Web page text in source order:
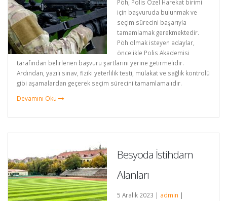
Pöh, Polis Özel Harekat birimi
için başvuruda bulunmak ve
seçim sürecini başarıyla
tamamlamak gerekmektedir.
Pöh olmak isteyen adaylar,
öncelikle Polis Akademisi
tarafından belirlenen başvuru şartlarını yerine getirmelidir.
Ardından, yazılı sınav, fiziki yeterlilik testi, mülakat ve sağlık kontrolü
gibi aşamalardan geçerek seçim sürecini tamamlamalıdır.
Devamını Oku
Besyoda İstihdam
Alanları
5 Aralık 2023 | admin |